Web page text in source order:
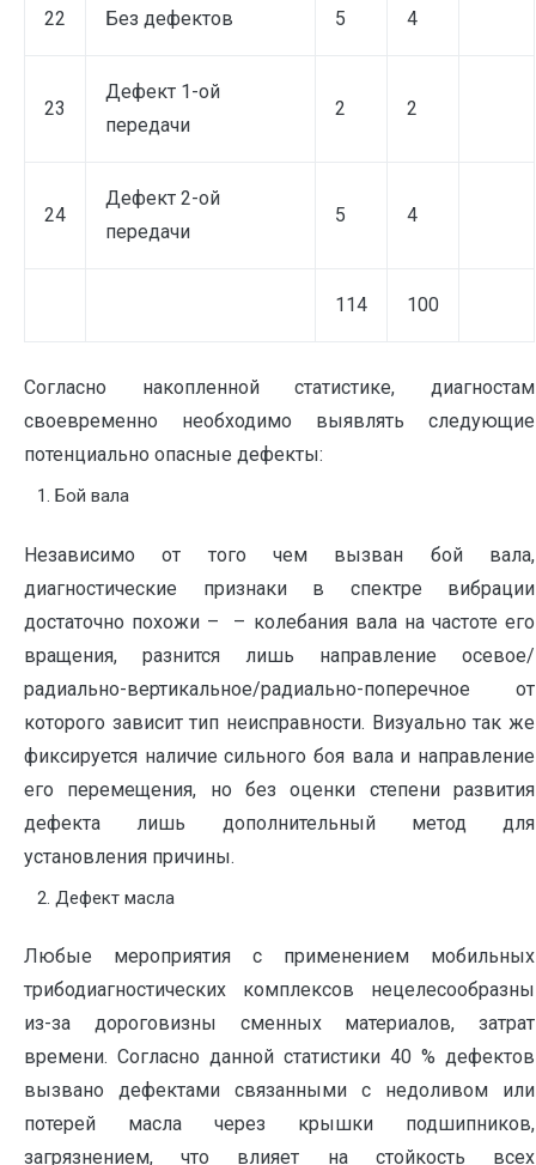
22 Без дефектов 5 4
23
Дефект 1-ой
передачи
2 2
24
Дефект 2-ой
передачи
5 4
114 100
Согласно накопленной статистике, диагностам
своевременно необходимо выявлять следующие
потенциально опасные дефекты:
Бой вала
Независимо от того чем вызван бой вала,
диагностические признаки в спектре вибрации
достаточно похожи – – колебания вала на частоте его
вращения, разнится лишь направление осевое/
радиально-вертикальное/радиально-поперечное от
которого зависит тип неисправности. Визуально так же
фиксируется наличие сильного боя вала и направление
его перемещения, но без оценки степени развития
дефекта лишь дополнительный метод для
установления причины.
Дефект масла
Любые мероприятия с применением мобильных
трибодиагностических комплексов нецелесообразны
из-за дороговизны сменных материалов, затрат
времени. Согласно данной статистики 40 % дефектов
вызвано дефектами связанными с недоливом или
потерей масла через крышки подшипников,
загрязнением, что влияет на стойкость всех